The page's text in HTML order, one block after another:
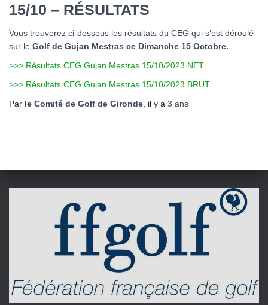
15/10 – RÉSULTATS
Vous trouverez ci-dessous les résultats du CEG qui s’est déroulé
sur le Golf de Gujan Mestras ce Dimanche 15 Octobre.
>>> Résultats CEG Gujan Mestras 15/10/2023 NET
>>> Résultats CEG Gujan Mestras 15/10/2023 BRUT
Par le Comité de Golf de Gironde , il y a 3 ans